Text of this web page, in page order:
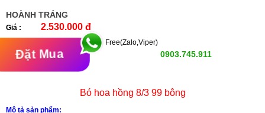
HOÀNH TRÁNG
Giá : 2.530.000 đ
Đặt Mua
Free(Zalo,Viper)
0903.745.911
Bó hoa hồng 8/3 99 bông
Mô tả sản phẩm: